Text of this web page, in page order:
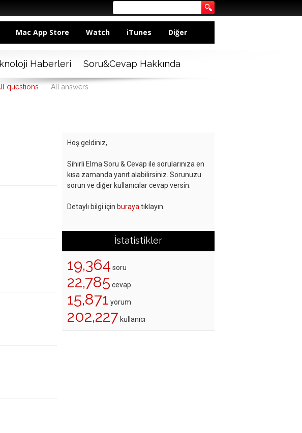
Mac App Store Watch iTunes Diğer
Haberleri Soru&Cevap Hakkında
questions All answers
Hoş geldiniz,
Sihirli Elma Soru & Cevap ile sorularınıza en
kısa zamanda yanıt alabilirsiniz. Sorunuzu
sorun ve diğer kullanıcılar cevap versin.
Detaylı bilgi için buraya tıklayın.
İstatistikler
19,364 soru
22,785 cevap
15,871 yorum
202,227 kullanıcı